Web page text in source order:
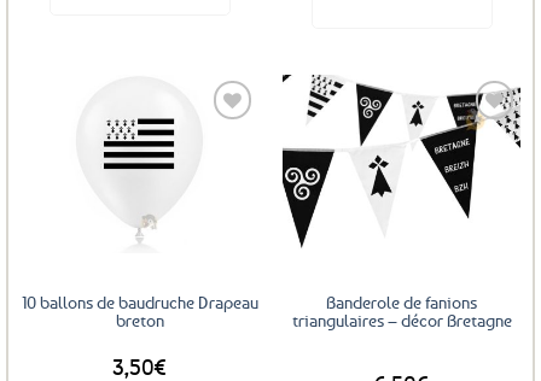
10 ballons de baudruche Drapeau
breton
3,50€
Ajouter
favoris
Banderole de fanions
triangulaires – décor Bretagne